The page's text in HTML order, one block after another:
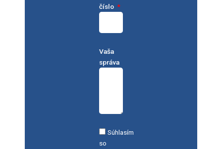
číslo
Vaša
správa
Súhlasím
so